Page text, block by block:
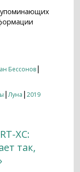
Бессонов|
|Луна |2019
XC:
так,